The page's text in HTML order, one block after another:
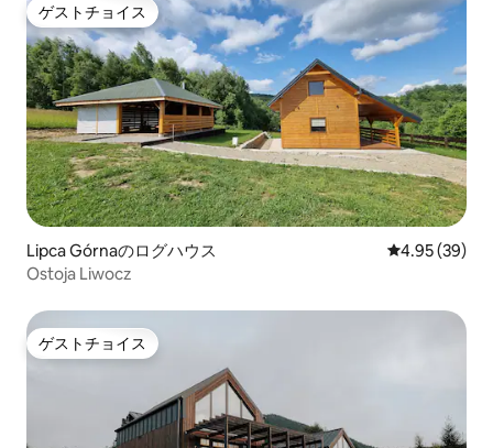
ゲストチョイス
ゲストチョイス
Lipca Górnaのログハウス レビュー39
4.95 (39)
Ostoja Liwocz
ゲストチョイス
ゲストチョイス